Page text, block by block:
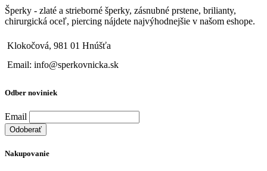
Šperky - zlaté a strieborné šperky, zásnubné prstene, brilianty,
chirurgická oceľ, piercing nájdete najvýhodnejšie v našom eshope.
Klokočová, 981 01 Hnúšťa
Email: info@sperkovnicka.sk
Odber noviniek
Email
Nakupovanie